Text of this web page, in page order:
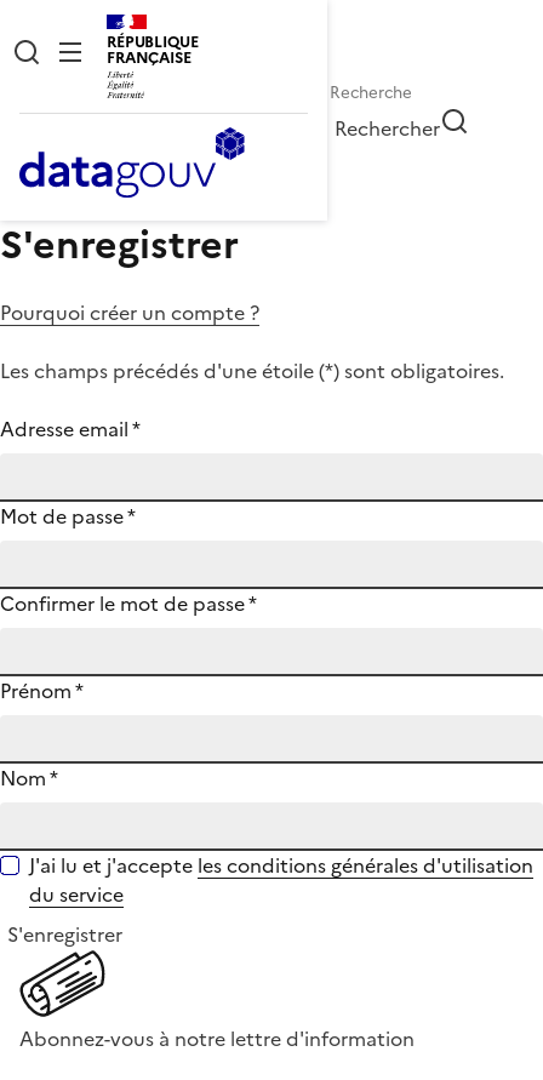
RÉPUBLIQUE
FRANÇAISE
Rechercher
S'enregistrer
Pourquoi créer un compte ?
Les champs précédés d'une étoile (*) sont obligatoires.
Adresse email*
Mot de passe*
Confirmer le mot de passe*
Prénom*
Nom*
J'ai lu et j'accepte les conditions générales d'utilisation
du service
S'enregistrer
Abonnez-vous à notre lettre d'information